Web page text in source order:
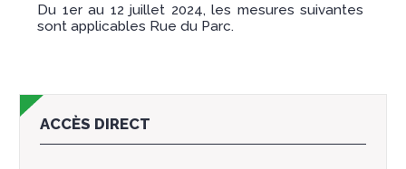
Du 1er au 12 juillet 2024, les mesures suivantes
sont applicables Rue du Parc.
ACCÈS DIRECT